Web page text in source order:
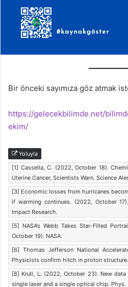
Bir önceki sayımıza göz atmak
https://gelecekbilimde.net/
ekim/
Yoluyla
[1] Cassella, C. (2022, October 18).
Uterine Cancer, Scientists Warn. Science
[3] Economic losses from hurricanes
if warming continues. (2022, October
Impact Research.
[5] NASA’s Webb Takes Star-Filled
October 19). NASA.
[6] Thomas Jefferson National
Physicists confirm hitch in proton
[8] Krull, L. (2022, October 23). New
single laser and a single optical chip. Phys.